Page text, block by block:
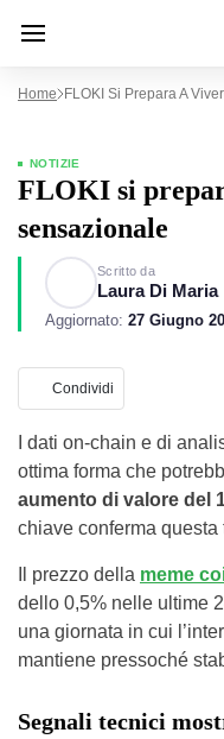
Home FLOKI Si Prepara A
NOTIZIE
FLOKI si
sensazionale
Scritto da
Laura Di Maria
Aggiornato: 27 Giugno
Condividi
I dati on-chain e di
ottima forma che
aumento di valore del
chiave conferma questa
Il prezzo della meme
dello 0,5% nelle ultime
una giornata in cui
mantiene pressoché
Segnali tecnici